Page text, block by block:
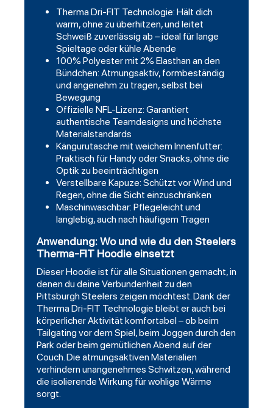
Therma Dri-FIT Technologie: Hält dich
warm, ohne zu überhitzen, und leitet
Schweiß zuverlässig ab – ideal für lange
Spieltage oder kühle Abende
100% Polyester mit 2% Elasthan an den
Bündchen: Atmungsaktiv, formbeständig
und angenehm zu tragen, selbst bei
Bewegung
Offizielle NFL-Lizenz: Garantiert
authentische Teamdesigns und höchste
Materialstandards
Kängurutasche mit weichem Innenfutter:
Praktisch für Handy oder Snacks, ohne die
Optik zu beeinträchtigen
Verstellbare Kapuze: Schützt vor Wind und
Regen, ohne die Sicht einzuschränken
Maschinwaschbar: Pflegeleicht und
langlebig, auch nach häufigem Tragen
Anwendung: Wo und wie du den Steelers
Therma-FIT Hoodie einsetzt
Dieser Hoodie ist für alle Situationen gemacht, in
denen du deine Verbundenheit zu den
Pittsburgh Steelers zeigen möchtest. Dank der
Therma Dri-FIT Technologie bleibt er auch bei
körperlicher Aktivität komfortabel – ob beim
Tailgating vor dem Spiel, beim Joggen durch den
Park oder beim gemütlichen Abend auf der
Couch. Die atmungsaktiven Materialien
verhindern unangenehmes Schwitzen, während
die isolierende Wirkung für wohlige Wärme
sorgt.